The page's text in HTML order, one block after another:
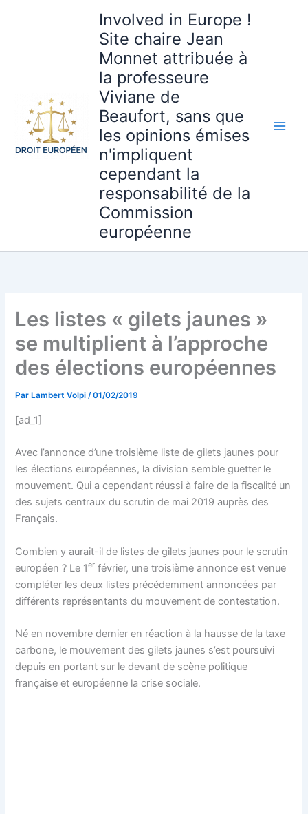
Involved in Europe !
Site chaire Jean
Monnet attribuée à
la professeure
Viviane de
Beaufort, sans que
les opinions émises
n'impliquent
cependant la
responsabilité de la
Commission
européenne
Les listes « gilets jaunes »
se multiplient à l’approche
des élections européennes
Par Lambert Volpi/01/02/2019
[ad_1]
Avec l’annonce d’une troisième liste de gilets jaunes pour
les élections européennes, la division semble guetter le
mouvement. Qui a cependant réussi à faire de la fiscalité un
des sujets centraux du scrutin de mai 2019 auprès des
Français.
Combien y aurait-il de listes de gilets jaunes pour le scrutin
européen ? Le 1er février, une troisième annonce est venue
compléter les deux listes précédemment annoncées par
différents représentants du mouvement de contestation.
Né en novembre dernier en réaction à la hausse de la taxe
carbone, le mouvement des gilets jaunes s’est poursuivi
depuis en portant sur le devant de scène politique
française et européenne la crise sociale.